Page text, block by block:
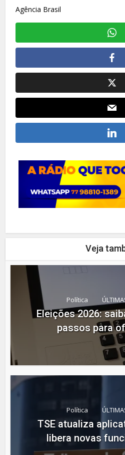
Agência Brasil
Veja
Política
Eleições 2026:
passos para
Política
TSE atualiza
libera novas